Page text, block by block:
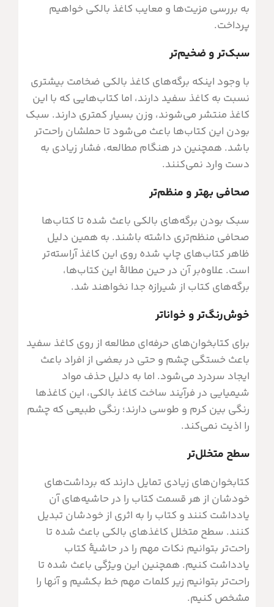
به بررسی مزیت‌ها و معایب کاغذ بالکی خواهیم
پرداخت.
سبک‌تر و ضخیم‌تر
با وجود اینکه برگه‌های کاغذ بالکی ضخامت بیشتری
نسبت به کاغذ سفید دارند، اما کتاب‌هایی که با این
کاغذ منتشر می‌شوند، وزن بسیار کمتری دارند. سبک
بودن این کتاب‌ها باعث می‌شود تا حملشان راحت‌تر
باشد. همچنین در هنگام مطالعه، فشار زیادی به
دست وارد نمی‌کنند.
صحافی بهتر و منظم‌تر
سبک بودن برگه‌های بالکی باعث شده تا کتاب‌ها
صحافی منظم‌تری داشته باشند. به همین دلیل
ظاهر کتاب‌های چاپ شده روی این کاغذ آراسته‌تر
است. علاوه‌بر آن در حین مطالۀ این کتاب‌ها،
برگه‌های کتاب از شیرازه جدا نخواهند شد.
خوش‌رنگ‌تر و خواناتر
برای کتابخوان‌های حرفه‌ای مطالعه از روی کاغذ سفید
باعث خستگی چشم و حتی در بعضی از افراد باعث
ایجاد سردرد می‌شود. اما به دلیل حذف مواد
شیمیایی در فرآیند ساخت کاغذ بالکی، این کاغذها
رنگی بین کرم و طوسی دارند؛ رنگی طبیعی که چشم
را اذیت نمی‌کند.
سطح متخلل‌تر
کتابخوان‌های زیادی تمایل دارند که برداشت‌های
خودشان از هر قسمت کتاب را در حاشیه‌های آن
یادداشت کنند و کتاب را به اثری از خودشان تبدیل
کنند. سطح متخلل کاغذهای بالکی باعث شده تا
راحت‌تر بتوانیم نکات مهم را در حاشیۀ کتاب
یادداشت کنیم. همچنین این ویژگی باعث شده تا
راحت‌تر بتوانیم زیر کلمات مهم خط بکشیم و آنها را
مشخص کنیم.